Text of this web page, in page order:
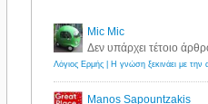
Mic Mic
Δεν υπάρχει τέτοιο
Manos Sapountzakis